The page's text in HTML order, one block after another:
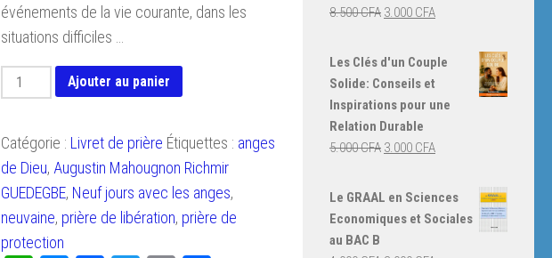
événements de la vie courante, dans les
situations difficiles …
quantité
de
jours
avec
les
anges
Ajouter au panier
Catégorie : Livret de prière Étiquettes : anges
de Dieu, Augustin Mahougnon Richmir
GUEDEGBE, Neuf jours avec les anges,
neuvaine, prière de libération, prière de
protection
8.500CFA Le
initial
était :
3.000 CFALe
actuel
3.000 CFA.
Les Clés d'un Couple
Solide: Conseils et
Inspirations pour une
Relation Durable
5.000CFA Le
initial
3.000 CFALe
est :
3.000 CFA.
Le GRAAL en Sciences
Economiques et Sociales
au BAC B